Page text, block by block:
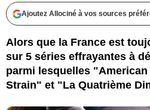
Ajoutez Allociné à vos sources
Alors que la France est
sur 5 séries effrayantes à
parmi lesquelles
Strain" et "La Quatrième